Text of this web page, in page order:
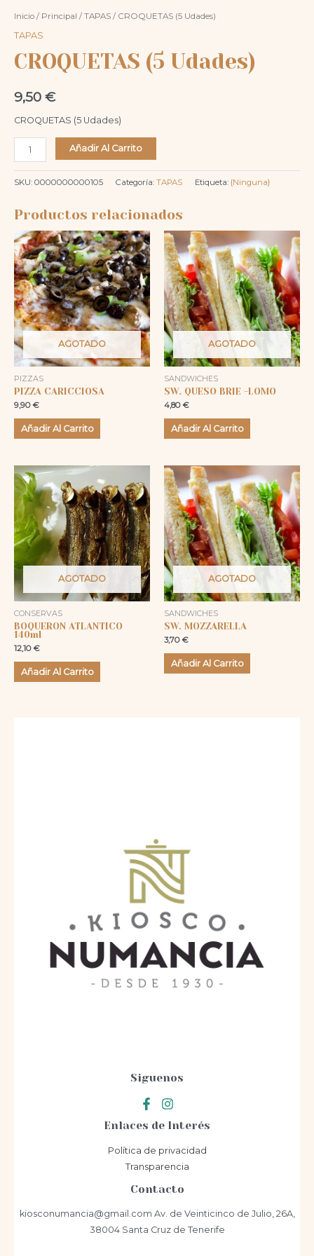
Inicio / Principal / TAPAS / CROQUETAS (5 Udades)
TAPAS
CROQUETAS (5 Udades)
9,50 €
CROQUETAS (5 Udades)
CROQUETAS
(5
Añadir Al Carrito
SKU: 0000000000105 Categoría: TAPAS Etiqueta: {Ninguna}
Productos relacionados
AGOTADO
PIZZAS
PIZZA CARICCIOSA
9,90€
Añadir Al Carrito
AGOTADO
SANDWICHES
SW. QUESO BRIE -LOMO
4,80€
Añadir Al Carrito
AGOTADO
CONSERVAS
BOQUERON ATLANTICO
140ml
12,10€
Añadir Al Carrito
AGOTADO
SANDWICHES
SW. MOZZARELLA
3,70€
Añadir Al Carrito
Siguenos
Enlaces de Interés
Política de privacidad
Transparencia
Contacto
kiosconumancia@gmail.com Av. de Veinticinco de Julio, 26A,
38004 Santa Cruz de Tenerife